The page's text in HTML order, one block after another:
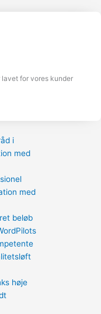
for vores kunder
i
med
med
beløb
høje